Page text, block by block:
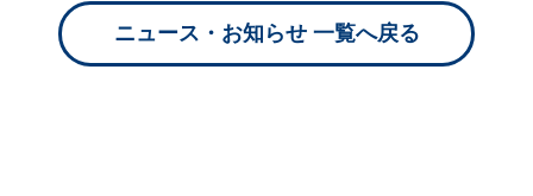
ニュース・お知らせ 一覧へ戻る